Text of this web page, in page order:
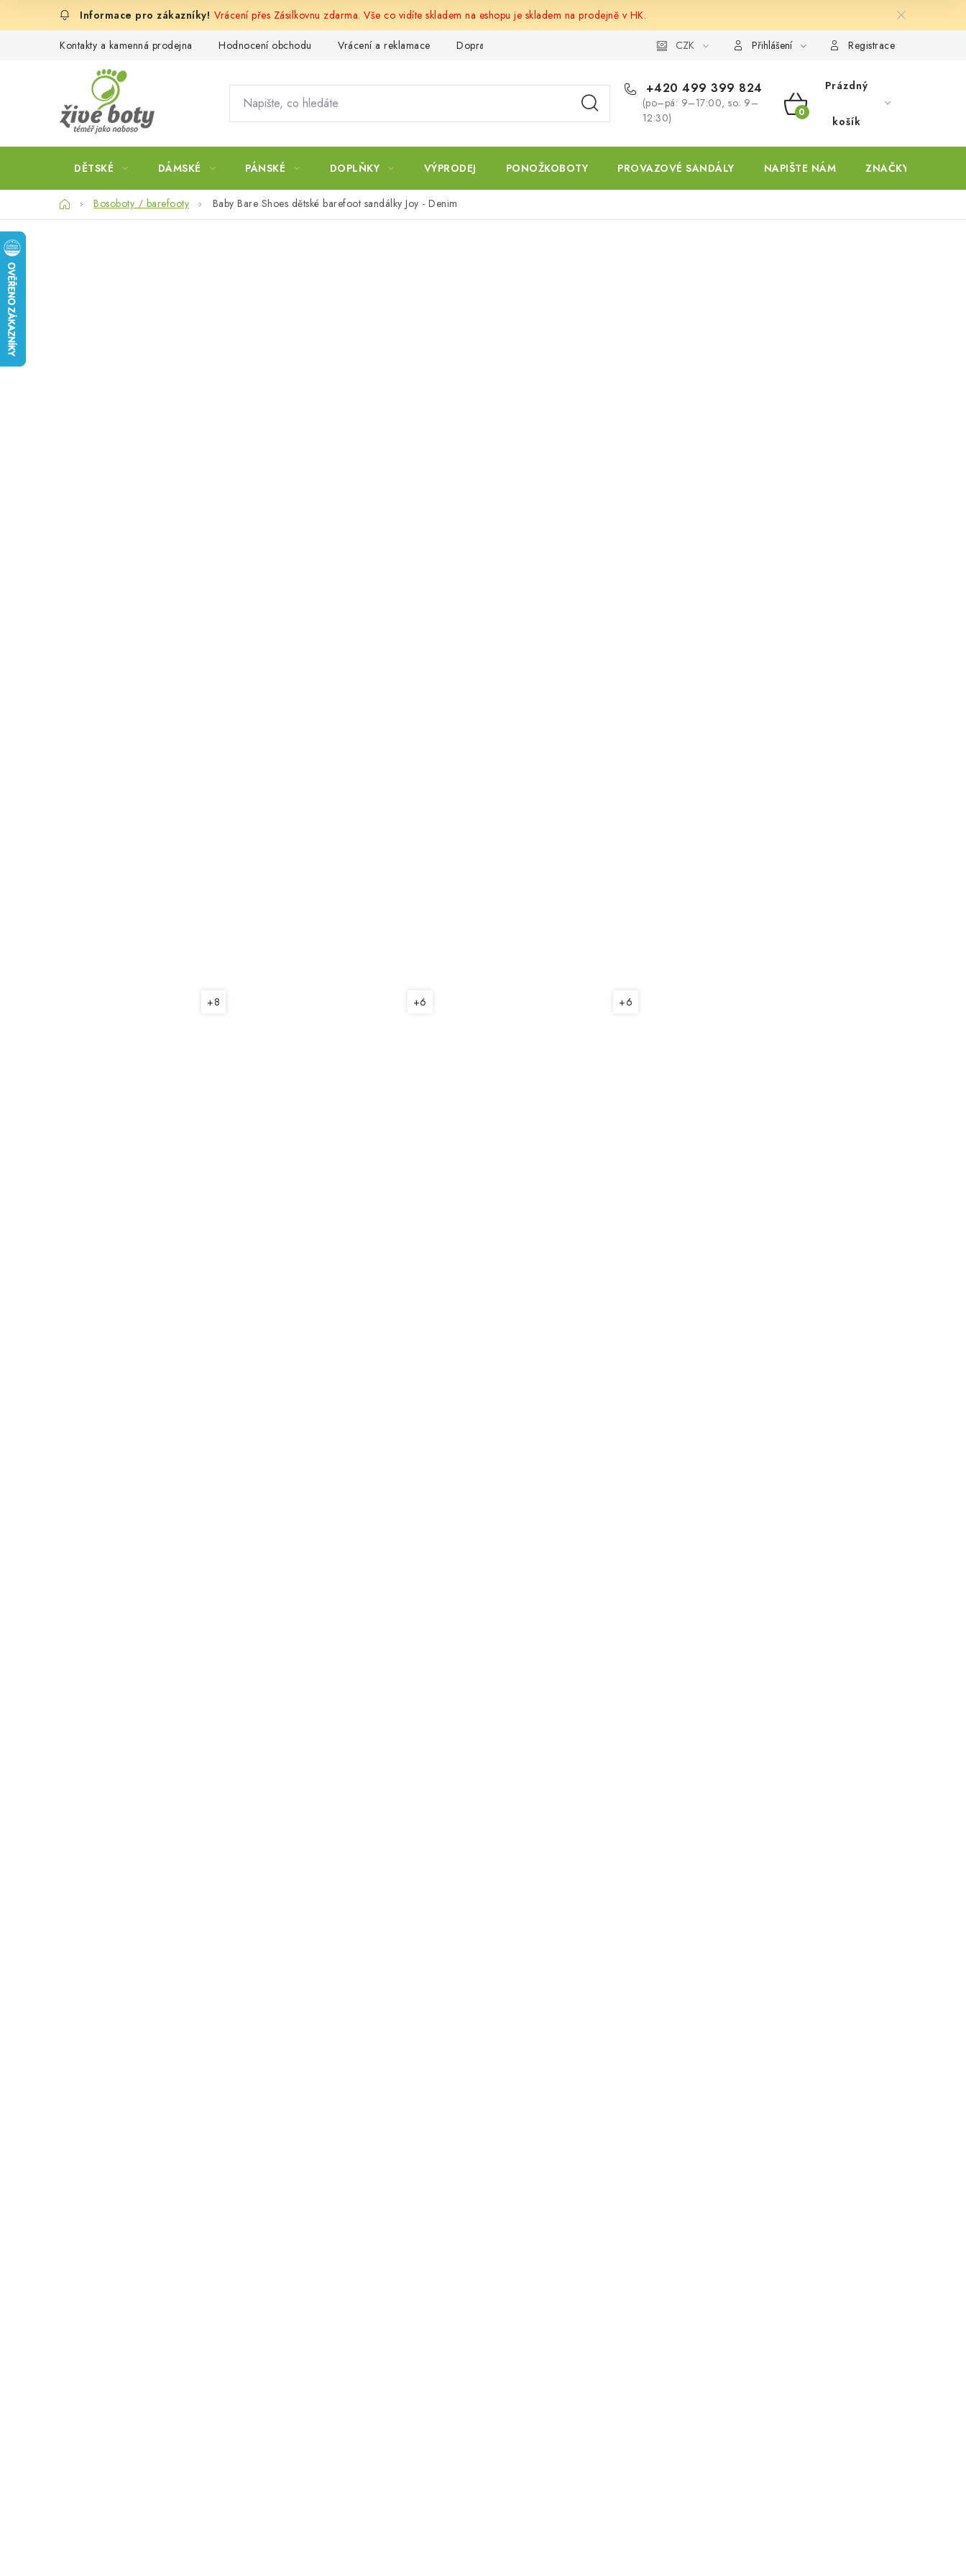
Vrácení přes Zásilkovnu zdarma. Vše co vidíte skladem na eshopu je skladem na prodejně v HK.
Kontakty a kamenná prodejna Hodnocení obchodu Vrácení a reklamace Doprava a platba CZK Přihlášení Registrace
+420 499 399 824
(po–pá: 9–17:00, so: 9–
12:30)
NÁKUPNÍ
KOŠÍK
Prázdný
košík
DĚTSKÉ DÁMSKÉ PÁNSKÉ DOPLŇKY VÝPRODEJ PONOŽKOBOTY PROVAZOVÉ SANDÁLY NAPIŠTE NÁM ZNAČKY
DomůBosoboty / barefooty Baby Bare Shoes dětské barefoot sandálky Joy - Denim